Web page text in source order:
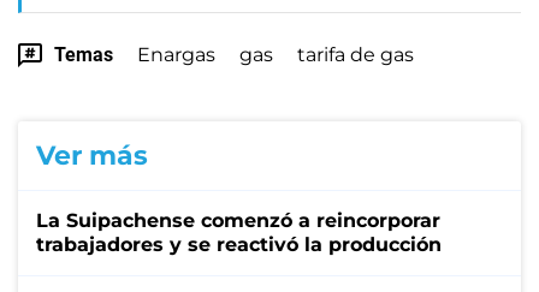
Temas Enargas gas tarifa de gas
Ver más
La Suipachense comenzó a reincorporar
trabajadores y se reactivó la producción